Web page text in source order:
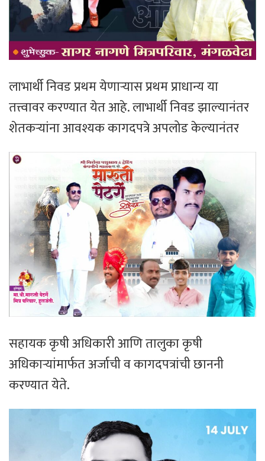
लाभार्थी निवड प्रथम येणाऱ्यास प्रथम प्राधान्य या
तत्त्वावर करण्यात येत आहे. लाभार्थी निवड झाल्यानंतर
शेतकऱ्यांना आवश्यक कागदपत्रे अपलोड केल्यानंतर
सहायक कृषी अधिकारी आणि तालुका कृषी
अधिकाऱ्यांमार्फत अर्जाची व कागदपत्रांची छाननी
करण्यात येते.